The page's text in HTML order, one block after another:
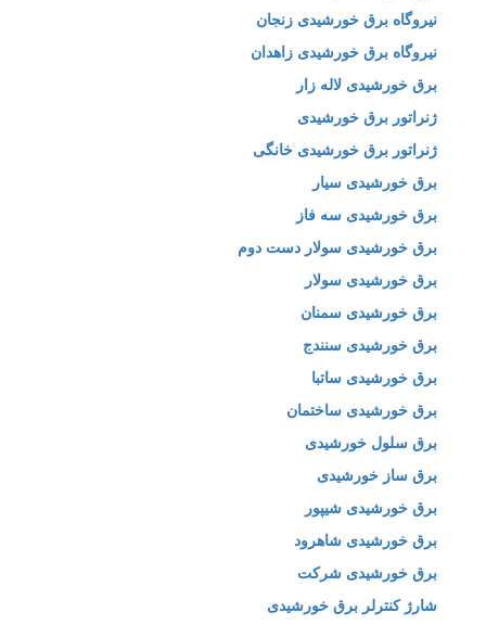
نیروگاه برق خورشیدی زنجان
نیروگاه برق خورشیدی زاهدان
برق خورشیدی لاله زار
ژنراتور برق خورشیدی
ژنراتور برق خورشیدی خانگی
برق خورشیدی سیار
برق خورشیدی سه فاز
برق خورشیدی سولار دست دوم
برق خورشیدی سولار
برق خورشیدی سمنان
برق خورشیدی سنندج
برق خورشیدی ساتبا
برق خورشیدی ساختمان
برق سلول خورشیدی
برق ساز خورشیدی
برق خورشیدی شیپور
برق خورشیدی شاهرود
برق خورشیدی شرکت
شارژ کنترلر برق خورشیدی